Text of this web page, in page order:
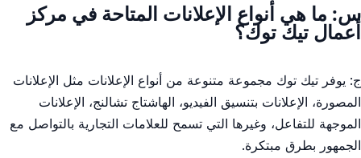
س: ما ‌هي ​أنواع الإعلانات ​المتاحة في مركز
أعمال تيك توك؟
ج: ​يوفر تيك توك ⁤مجموعة متنوعة من أنواع الإعلانات⁣ مثل ⁣الإعلانات
المصورة، الإعلانات بتنسيق ⁤الفيديو، الهاشتاج تشالنج، الإعلانات
الموجهة⁤ للتفاعل، وغيرها التي تسمح للعلامات التجارية​ بالتواصل مع
⁣الجمهور بطرق مبتكرة.